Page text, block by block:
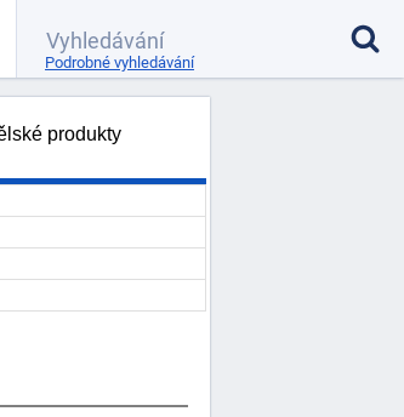
produkty
Podrobné vyhledávání